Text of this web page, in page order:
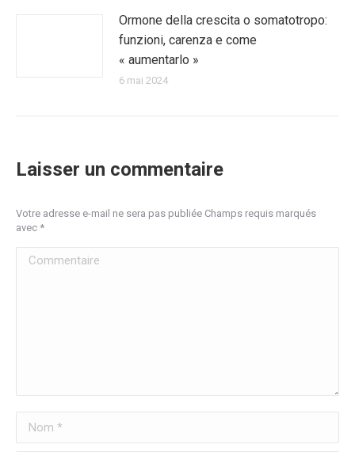
Ormone della crescita o somatotropo:
funzioni, carenza e come
« aumentarlo »
6 mai 2024
Laisser un commentaire
Votre adresse e-mail ne sera pas publiée Champs requis marqués
avec *
Commentaire
Nom *